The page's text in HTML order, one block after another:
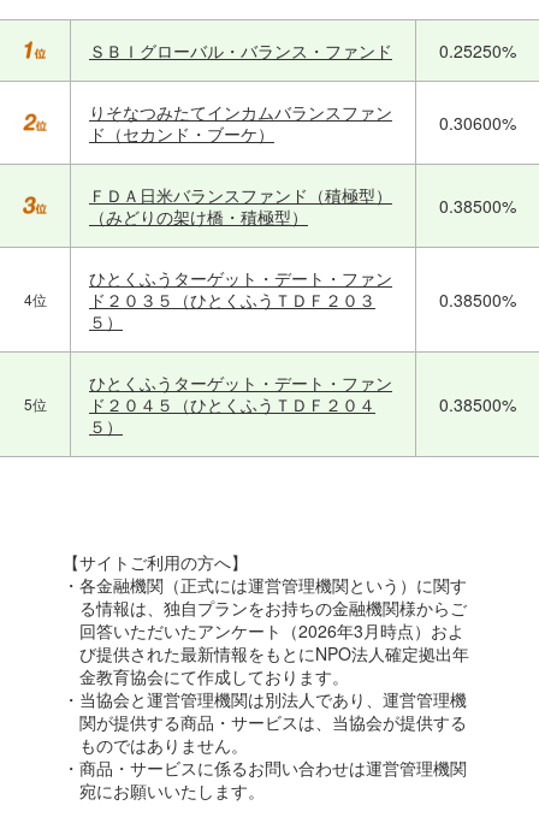
ＳＢＩグローバル・バランス・ファンド 0.25250%
りそなつみたてインカムバランスファン
ド（セカンド・ブーケ）
0.30600%
ＦＤＡ日米バランスファンド（積極型）
（みどりの架け橋・積極型）
0.38500%
4位
ひとくふうターゲット・デート・ファン
ド２０３５（ひとくふうＴＤＦ２０３
５）
0.38500%
5位
ひとくふうターゲット・デート・ファン
ド２０４５（ひとくふうＴＤＦ２０４
５）
0.38500%
【サイトご利用の方へ】
・各金融機関（正式には運営管理機関という）に関す
る情報は、独自プランをお持ちの金融機関様からご
回答いただいたアンケート（2026年3月時点）およ
び提供された最新情報をもとにNPO法人確定拠出年
金教育協会にて作成しております。
・当協会と運営管理機関は別法人であり、運営管理機
関が提供する商品・サービスは、当協会が提供する
ものではありません。
・商品・サービスに係るお問い合わせは運営管理機関
宛にお願いいたします。